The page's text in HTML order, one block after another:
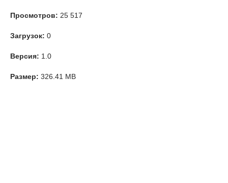
Просмотров: 25 517
Загрузок: 0
Версия: 1.0
Размер: 326.41 MB